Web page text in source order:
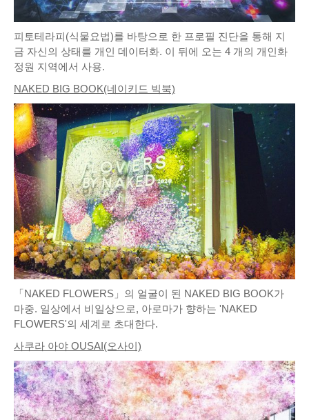
피토테라피(식물요법)를 바탕으로 한 프로필 진단을 통해 지
금 자신의 상태를 개인 데이터화. 이 뒤에 오는 4 개의 개인화
정원 지역에서 사용.
NAKED BIG BOOK(네이키드 빅북)
「NAKED FLOWERS」의 얼굴이 된 NAKED BIG BOOK가
마중. 일상에서 비일상으로, 아로마가 향하는 'NAKED
FLOWERS'의 세계로 초대한다.
사쿠라 아야 OUSAI(오사이)